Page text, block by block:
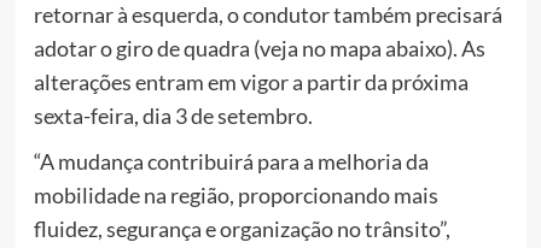
retornar à esquerda, o condutor também precisará
adotar o giro de quadra (veja no mapa abaixo). As
alterações entram em vigor a partir da próxima
sexta-feira, dia 3 de setembro.
“A mudança contribuirá para a melhoria da
mobilidade na região, proporcionando mais
fluidez, segurança e organização no trânsito”,